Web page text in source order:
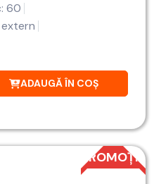
60
ADAUGĂ ÎN COȘ
PROMOȚIE